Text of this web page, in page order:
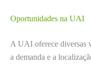
Oportunidades na UAI
A UAI oferece diversas
a demanda e a